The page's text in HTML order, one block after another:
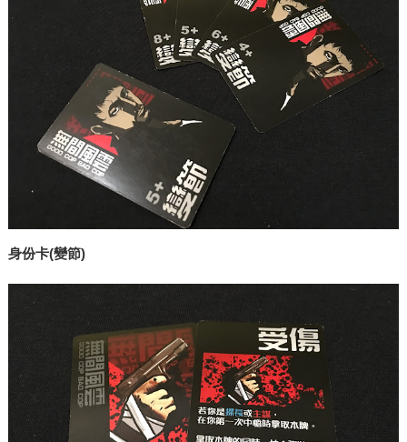
身份卡(變節)